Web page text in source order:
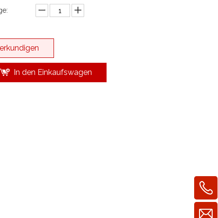
erkundigen
In den Einkaufswagen